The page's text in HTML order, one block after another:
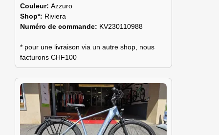
Couleur: Azzuro
Shop*: Riviera
Numéro de commande: KV230110988
* pour une livraison via un autre shop, nous
facturons CHF100